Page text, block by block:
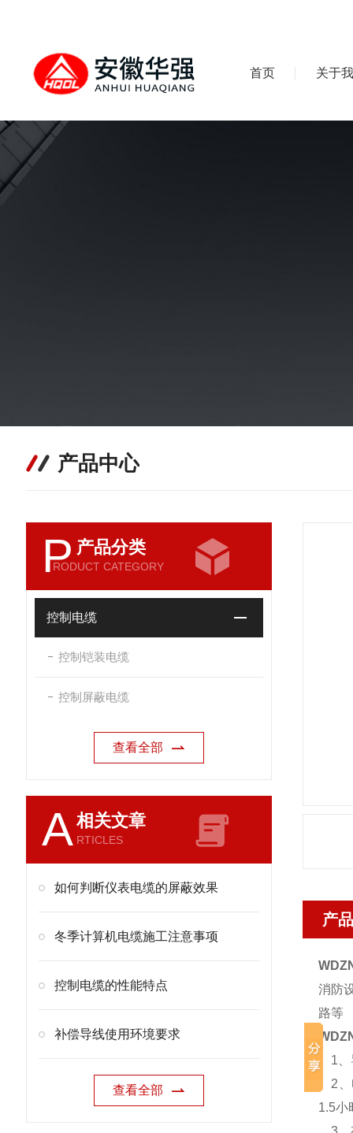
首页 关于
产品中心
P 产品分类
RODUCT CATEGORY
控制电缆
控制铠装电缆
控制屏蔽电缆
查看全部
A相关文章
RTICLES
如何判断仪表电缆的屏蔽效果
冬季计算机电缆施工注意事项
控制电缆的性能特点
补偿导线使用环境要求
查看全部
产
消防
路等
1、
2、
1.5小